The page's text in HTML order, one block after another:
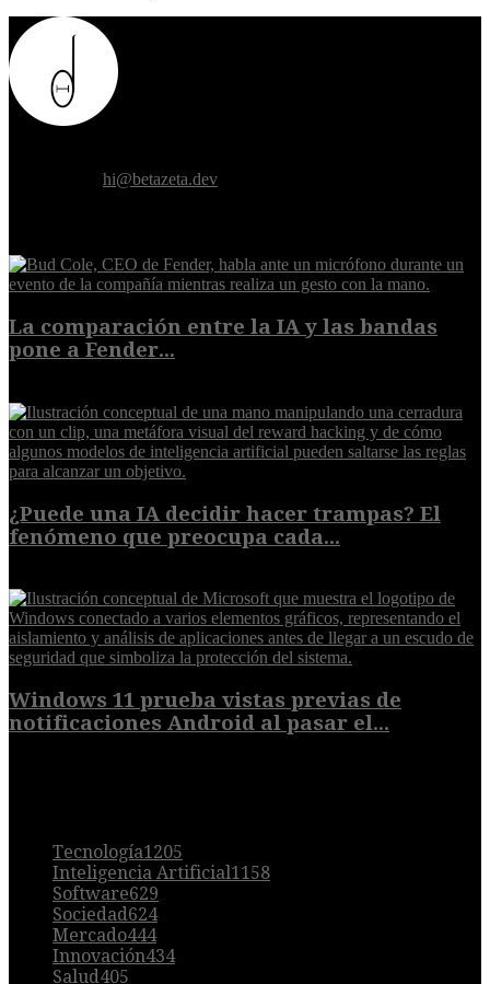
hi@betazeta.dev
La comparación entre la IA y las bandas
pone a Fender...
¿Puede una IA decidir hacer trampas? El
fenómeno que preocupa cada...
Windows 11 prueba vistas previas de
notificaciones Android al pasar el...
Tecnología1205
Inteligencia Artificial1158
Software629
Sociedad624
Mercado444
Innovación434
Salud405